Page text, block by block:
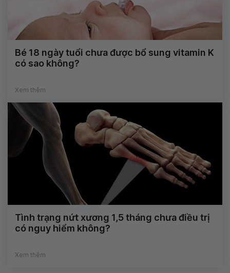
Bé 18 ngày tuổi chưa được bổ sung vitamin K
có sao không?
Xem thêm
Tình trạng nứt xương 1,5 tháng chưa điều trị
có nguy hiểm không?
Xem thêm